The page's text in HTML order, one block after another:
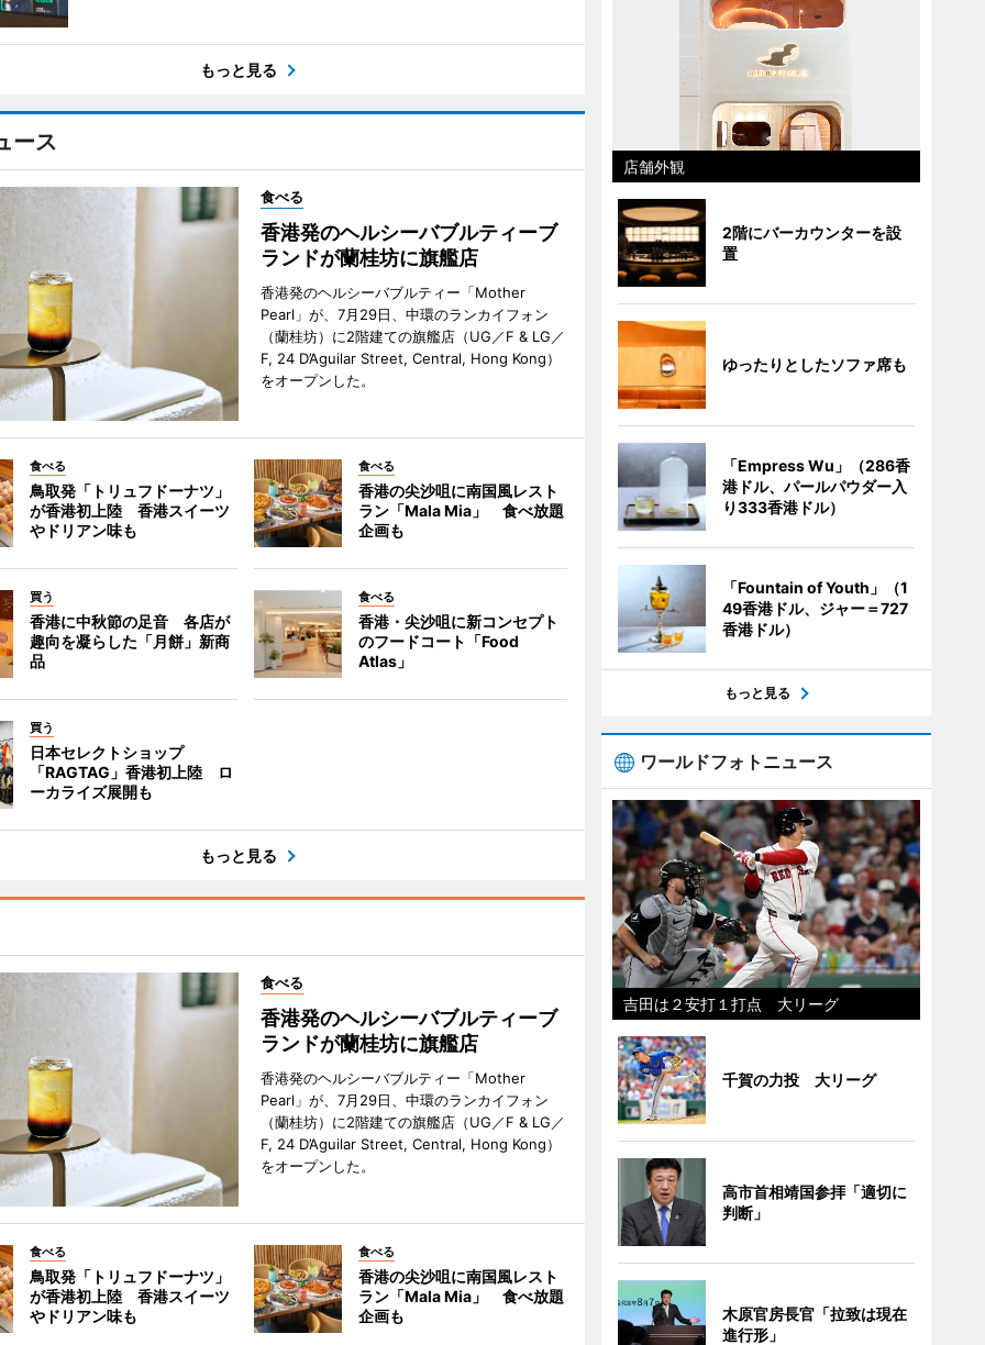
もっと見る
ース
食べる
香港発のヘルシーバブルティーブ
ランドが蘭桂坊に旗艦店
香港発のヘルシーバブルティー「Mother
Pearl」が、7月29日、中環のランカイフォン
（蘭桂坊）に2階建ての旗艦店（UG／F & LG／
F, 24 D’Aguilar Street, Central, Hong Kong）
をオープンした。
食べる
鳥取発「トリュフドーナツ」
が香港初上陸 香港スイーツ
やドリアン味も
食べる
香港の尖沙咀に南国風レスト
ラン「Mala Mia」 食べ放題
企画も
買う
香港に中秋節の足音 各店が
趣向を凝らした「月餅」新商
品
食べる
香港・尖沙咀に新コンセプト
のフードコート「Food
Atlas」
買う
日本セレクトショップ
「RAGTAG」香港初上陸 ロ
ーカライズ展開も
もっと見る
食べる
香港発のヘルシーバブルティーブ
ランドが蘭桂坊に旗艦店
香港発のヘルシーバブルティー「Mother
Pearl」が、7月29日、中環のランカイフォン
（蘭桂坊）に2階建ての旗艦店（UG／F & LG／
F, 24 D’Aguilar Street, Central, Hong Kong）
をオープンした。
食べる
鳥取発「トリュフドーナツ」
が香港初上陸 香港スイーツ
やドリアン味も
食べる
香港の尖沙咀に南国風レスト
ラン「Mala Mia」 食べ放題
企画も
店舗外観
2階にバーカウンターを設
置
ゆったりとしたソファ席も
「Empress Wu」（286香
港ドル、パールパウダー入
り333香港ドル）
「Fountain of Youth」（1
49香港ドル、ジャー＝727
香港ドル）
もっと見る
ワールドフォトニュース
吉田は２安打１打点 大リーグ
千賀の力投 大リーグ
高市首相靖国参拝「適切に
判断」
木原官房長官「拉致は現在
進行形」